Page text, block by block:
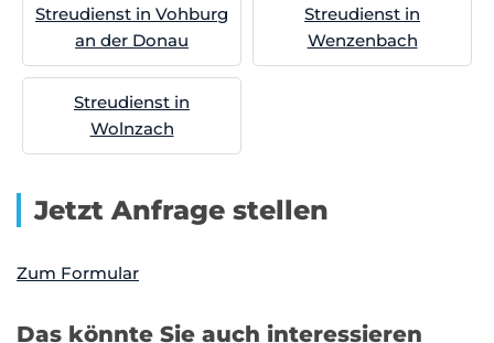
Streudienst in Vohburg
an der Donau
Streudienst in
Wenzenbach
Streudienst in
Wolnzach
Jetzt Anfrage stellen
Zum Formular
Das könnte Sie auch interessieren